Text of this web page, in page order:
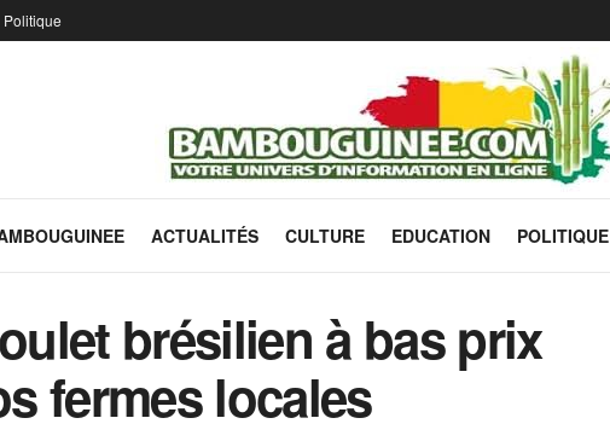
Politique
ACTUALITÉS CULTURE EDUCATION POLITIQUE
brésilien à bas prix
fermes locales